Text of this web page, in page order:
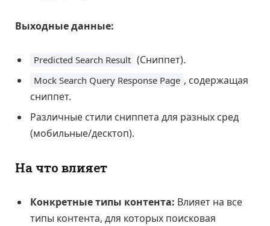
Выходные данные:
Predicted Search Result (Сниппет).
Mock Search Query Response Page , содержащая
сниппет.
Различные стили сниппета для разных сред
(мобильные/десктоп).
На что влияет
Конкретные типы контента: Влияет на все
типы контента, для которых поисковая